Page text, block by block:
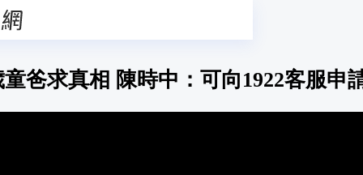
爸求真相 陳時中：可向1922客服申